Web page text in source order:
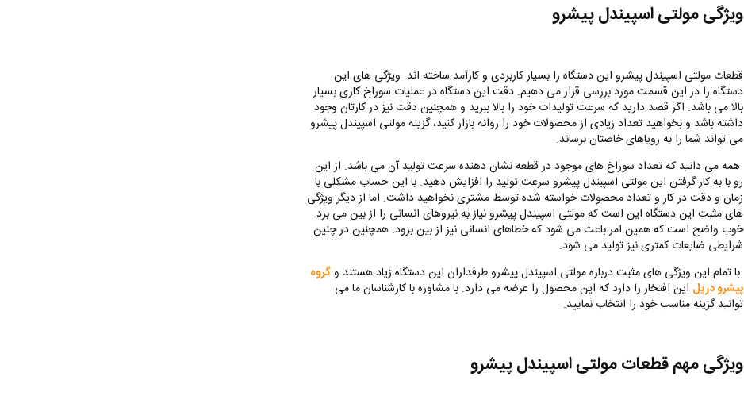
ویژگی مولتی اسپیندل پیشرو
قطعات مولتی اسپیندل پیشرو این دستگاه را بسیار کاربردی و کارآمد ساخته اند‌‌. ویژگی های این
دستگاه را در این قسمت مورد بررسی قرار می دهیم. دقت این دستگاه در عملیات سوراخ کاری بسیار
بالا می باشد. اگر قصد دارید که سرعت تولیدات خود را بالا ببرید و همچنین دقت نیز در کارتان وجود
داشته باشد و بخواهید تعداد زیادی از محصولات خود را روانه بازار کنید، گزینه مولتی اسپیندل پیشرو
می تواند شما را به رویاهای خاصتان برساند.
همه می دانید که تعداد سوراخ های موجود در قطعه نشان دهنده سرعت تولید آن می باشد. از این
رو با به کار گرفتن این مولتی اسپبندل پیشرو سرعت تولید را افزایش دهید. با این حساب مشکلی با
زمان و دقت در کار و تعداد محصولات خواسته شده توسط مشتری نخواهید داشت. اما از دیگر ویژگی
های مثبت این دستگاه این است که مولتی اسپیندل پیشرو نیاز به نیروهای انسانی را از بین می برد.
خوب واضح است که همین امر باعث می شود که خطاهای انسانی نیز از بین برود. همچنین در چنین
شرایطی ضایعات کمتری نیز تولید می شود.
با تمام این ویژگی های مثبت درباره مولتی اسپیندل پیشرو طرفداران این دستگاه زیاد هستند و گروه
پیشرو دریل این افتخار را دارد که این محصول را عرضه می دارد. با مشاوره با کارشناسان ما می
توانید گزینه مناسب خود را انتخاب نمایید.
ویژگی مهم قطعات مولتی اسپیندل پیشرو